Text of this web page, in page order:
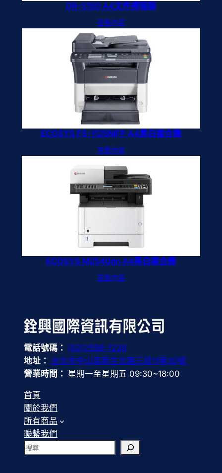
DR-S150 A4文件掃描器
查看內容
ECOSYS FS-1125MFP A4黑白複合機
查看內容
ECOSYS M2540dn A4黑白複合機
查看內容
電話號碼： (02)2598-1239
地址： 台北市中山區新生北路三段11巷30號
營業時間： 星期一至星期五 09:30~18:00
首頁
關於我們
所有商品
聯繫我們
搜